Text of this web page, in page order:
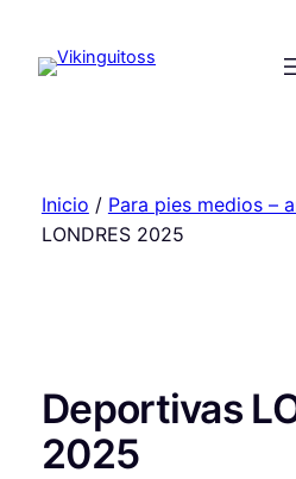
contenido
Inicio / Para pies medios –
LONDRES 2025
Deportivas
2025